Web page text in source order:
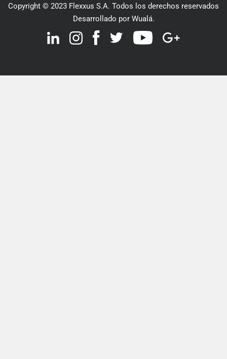
Copyright © 2023 Flexxus S.A. Todos los derechos reservados
Desarrollado por Wualá.